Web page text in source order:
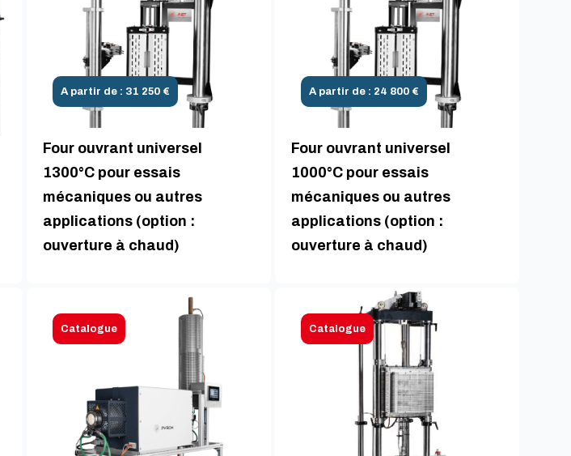
A partir de : 31 250 €
Four ouvrant universel
1300°C pour essais
mécaniques ou autres
applications (option :
ouverture à chaud)
A partir de : 24 800 €
Four ouvrant universel
1000°C pour essais
mécaniques ou autres
applications (option :
ouverture à chaud)
Catalogue Catalogue